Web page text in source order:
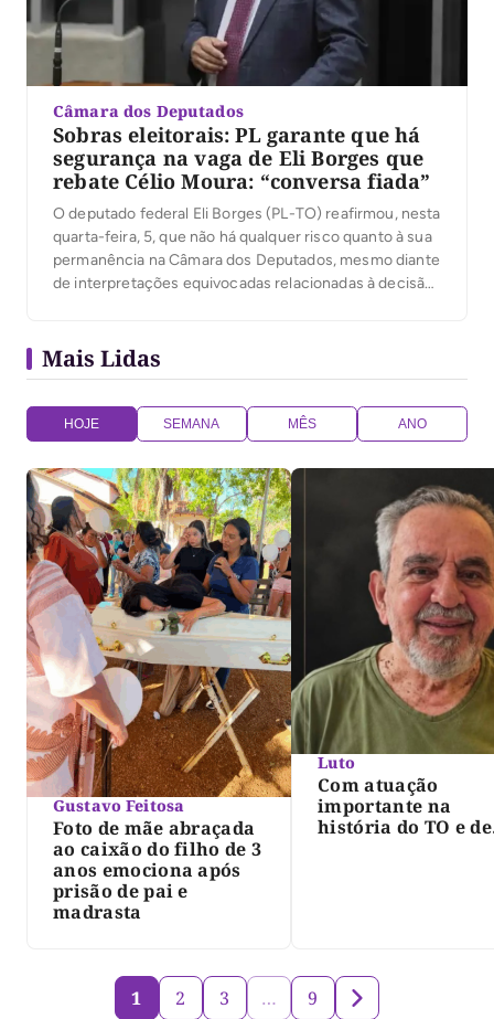
Câmara dos Deputados
Sobras eleitorais: PL garante que há
segurança na vaga de Eli Borges que
rebate Célio Moura: “conversa fiada”
O deputado federal Eli Borges (PL-TO) reafirmou, nesta
quarta-feira, 5, que não há qualquer risco quanto à sua
permanência na Câmara dos Deputados, mesmo diante
de interpretações equivocadas relacionadas à decisão
Segundo o parlamentar, o Partido Liberal cumpriu
rigorosamente os critérios legais estabelecidos […]
Mais Lidas
HOJE SEMANA MÊS ANO
Gustavo Feitosa
Foto de mãe abraçada
ao caixão do filho de 3
anos emociona após
prisão de pai e
madrasta
Luto
Com atuação
importante na
história do TO e de
1 2 3 … 9